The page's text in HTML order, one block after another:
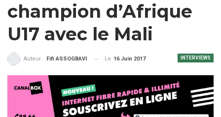
champion d’Afrique
U17 avec le Mali
INTERVIEWS
Auteur : Fifi ASSOGBAVI Le 16 Juin 2017